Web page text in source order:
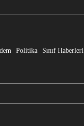
Politika Sınıf Haberleri